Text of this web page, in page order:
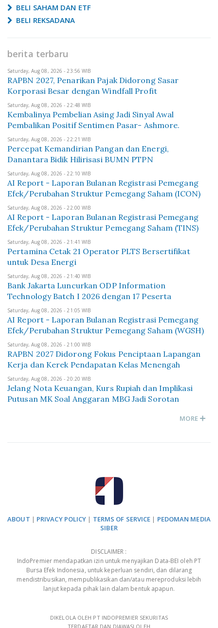
BELI SAHAM DAN ETF
BELI REKSADANA
berita terbaru
Saturday, Aug 08, 2026 - 23:56 WIB
RAPBN 2027, Penarikan Pajak Didorong Sasar
Korporasi Besar dengan Windfall Profit
Saturday, Aug 08, 2026 - 22:48 WIB
Kembalinya Pembelian Asing Jadi Sinyal Awal
Pembalikan Positif Sentimen Pasar- Ashmore.
Saturday, Aug 08, 2026 - 22:21 WIB
Percepat Kemandirian Pangan dan Energi,
Danantara Bidik Hilirisasi BUMN PTPN
Saturday, Aug 08, 2026 - 22:10 WIB
AI Report - Laporan Bulanan Registrasi Pemegang
Efek/Perubahan Struktur Pemegang Saham (ICON)
Saturday, Aug 08, 2026 - 22:00 WIB
AI Report - Laporan Bulanan Registrasi Pemegang
Efek/Perubahan Struktur Pemegang Saham (TINS)
Saturday, Aug 08, 2026 - 21:41 WIB
Pertamina Cetak 21 Operator PLTS Bersertifikat
untuk Desa Energi
Saturday, Aug 08, 2026 - 21:40 WIB
Bank Jakarta Luncurkan ODP Information
Technology Batch I 2026 dengan 17 Peserta
Saturday, Aug 08, 2026 - 21:05 WIB
AI Report - Laporan Bulanan Registrasi Pemegang
Efek/Perubahan Struktur Pemegang Saham (WGSH)
Saturday, Aug 08, 2026 - 21:00 WIB
RAPBN 2027 Didorong Fokus Penciptaan Lapangan
Kerja dan Kerek Pendapatan Kelas Menengah
Saturday, Aug 08, 2026 - 20:20 WIB
Jelang Nota Keuangan, Kurs Rupiah dan Implikasi
Putusan MK Soal Anggaran MBG Jadi Sorotan
MORE
ABOUT | PRIVACY POLICY | TERMS OF SERVICE | PEDOMAN MEDIA
SIBER
DISCLAIMER :
IndoPremier mendapatkan izin untuk menyajikan Data-BEI oleh PT
Bursa Efek Indonesia, untuk keperluan sendiri, dan dilarang
mendistribusikan, mempublikasikan dan/atau mereproduksi lebih
lanjut kepada pihak lain dalam bentuk apapun.
DIKELOLA OLEH PT INDOPREMIER SEKURITAS
TERDAFTAR DAN DIAWASI OLEH